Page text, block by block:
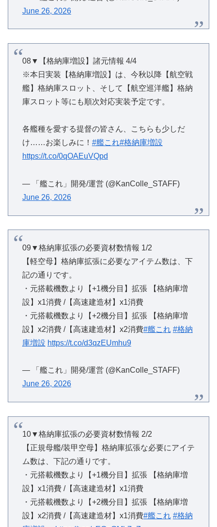
June 26, 2026
08▼【格納庫増設】諸元情報 4/4
※本日実装【格納庫増設】は、今秋以降【航空戦
艦】格納庫スロット、そして【航空巡洋艦】格納
庫スロット等にも順次対応実装予定です。
各艦種を愛する提督の皆さん、こちらも少しだ
け……お楽しみに！ #艦これ#格納庫増設
https://t.co/0qOAEuVQpd
— 「艦これ」開発/運営 (@KanColle_STAFF)
June 26, 2026
09▼格納庫拡張の必要資材数情報 1/2
【軽空母】格納庫拡張に必要なアイテム数は、下
記の通りです。
・元搭載機数より【+1機分目】拡張 【格納庫増
設】x1消費 /【高速建造材】x1消費
・元搭載機数より【+2機分目】拡張 【格納庫増
設】x2消費 /【高速建造材】x2消費#艦これ #格納
庫増設 https://t.co/d3qzEUmhu9
— 「艦これ」開発/運営 (@KanColle_STAFF)
June 26, 2026
10▼格納庫拡張の必要資材数情報 2/2
【正規母艦/装甲空母】格納庫拡張な必要にアイテ
ム数は、下記の通りです。
・元搭載機数より【+1機分目】拡張 【格納庫増
設】x1消費 /【高速建造材】x1消費
・元搭載機数より【+2機分目】拡張 【格納庫増
設】x2消費 /【高速建造材】x1消費#艦これ #格納